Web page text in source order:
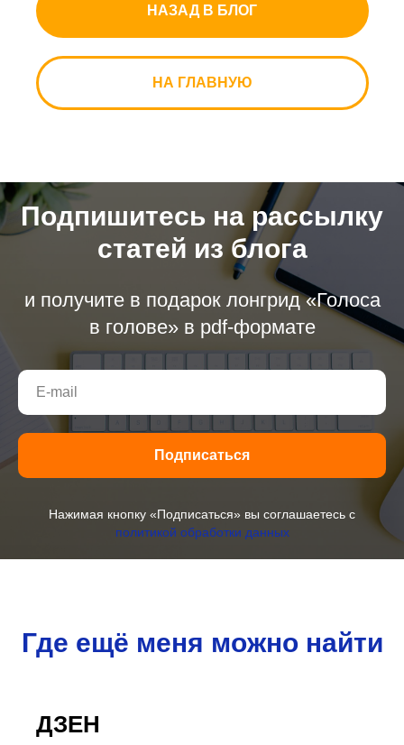
НАЗАД В БЛОГ
НА ГЛАВНУЮ
Подпишитесь на рассылку
статей из блога
и получите в подарок лонгрид «Голоса
в голове» в pdf-формате
Подписаться
Нажимая кнопку «Подписаться» вы соглашаетесь с
политикой обработки данных
Где ещё меня можно найти
ДЗЕН